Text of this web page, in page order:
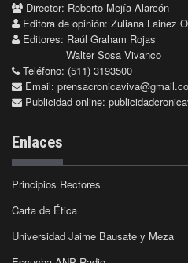
Director: Roberto Mejía Alarcón
Editora de opinión: Zuliana Lainez
Editores: Raúl Graham Rojas
Walter Sosa Vivanco
Teléfono: (511) 3193500
Email:
Publicidad online:
Enlaces
Principios Rectores
Carta de Ética
Universidad Jaime Bausate y Meza